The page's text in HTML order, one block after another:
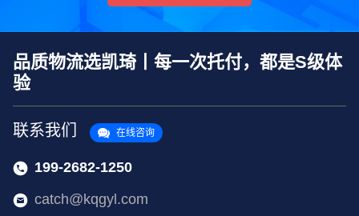
品质物流选凯琦丨每一次托付，都是S级体
验
联系我们 在线咨询
199-2682-1250
catch@kqgyl.com